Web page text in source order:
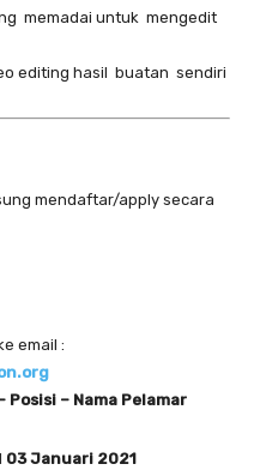
memadai untuk mengedit
editing hasil buatan sendiri
mendaftar/apply secara
email :
Posisi – Nama Pelamar
03 Januari 2021